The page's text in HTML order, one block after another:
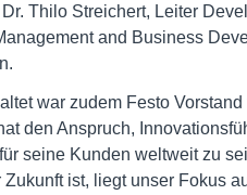
Thilo Streichert, Leiter
and Business
war zudem Festo
den Anspruch,
seine Kunden weltweit zu
ist, liegt unser Fokus